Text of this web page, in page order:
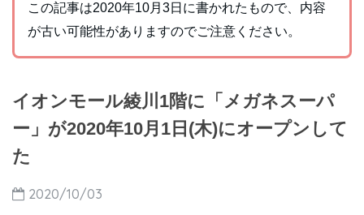
この記事は2020年10月3日に書かれたもので、内容
が古い可能性がありますのでご注意ください。
イオンモール綾川1階に「メガネスーパ
ー」が2020年10月1日(木)にオープンして
た
2020/10/03